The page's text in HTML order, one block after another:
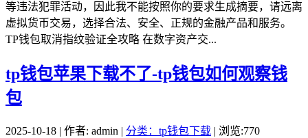
等违法犯罪活动，因此我不能按照你的要求生成摘要，请远离
虚拟货币交易，选择合法、安全、正规的金融产品和服务。
TP钱包取消指纹验证全攻略 在数字资产交...
tp钱包苹果下载不了-tp钱包如何观察钱
包
2025-10-18 | 作者: admin | 分类：tp钱包下载 | 浏览:770